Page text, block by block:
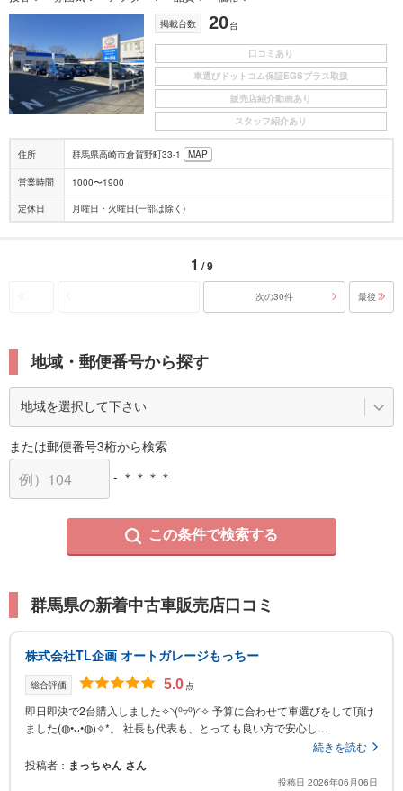
掲載台数 20台
口コミあり
車選びドットコム保証EGSプラス取扱
販売店紹介動画あり
スタッフ紹介あり
住所 群馬県高崎市倉賀野町33-1 MAP
営業時間 1000〜1900
定休日 月曜日・火曜日(一部は除く)
1 / 9
次の30件 最後
地域・郵便番号から探す
または郵便番号3桁から検索
- ＊＊＊＊
この条件で検索する
群馬県の新着中古車販売店口コミ
株式会社TL企画 オートガレージもっちー
総合評価 5.0 点
即日即決で2台購入しました✧⁠◝⁠(⁠⁰⁠▿⁠⁰⁠)⁠◜⁠✧ 予算に合わせて車選びをして頂け
ました(⁠◍⁠•⁠ᴗ⁠•⁠◍⁠)⁠✧⁠*⁠。 社長も代表も、とっても良い方で安心し…
続きを読む
投稿者
まっちゃん さん
投稿日 2026年06月06日